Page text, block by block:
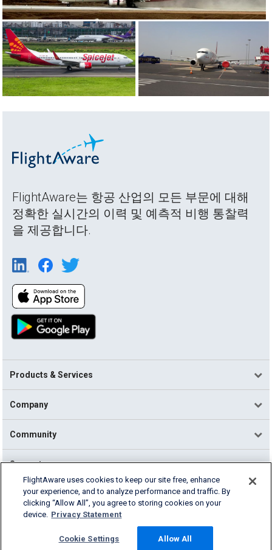
FlightAware는 항공 산업의 모든 부문에 대해
정확한 실시간의 이력 및 예측적 비행 통찰력
을 제공합니다.
Products & Services
Company
Community
Support
English (USA)
2026 FlightAware
Cookie Settings
FlightAware uses cookies to keep our site free, enhance
your experience, and to analyze performance and traffic. By
clicking “Allow All”, you agree to storing cookies on your
device. Privacy Statement
Cookie Settings Allow All